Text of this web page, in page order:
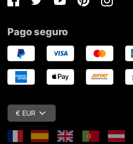
FacebookTwitterYoutubePinterestInstagram
Pago seguro
€ EUR